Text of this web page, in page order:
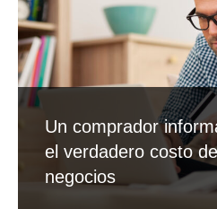
Un comprador
el verdadero costo
negocios